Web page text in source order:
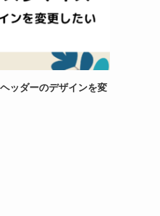
ッダーのデザインを変